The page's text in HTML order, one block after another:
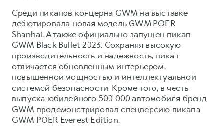
Среди пикапов концерна GWM на выставке
дебютировала новая модель GWM POER
Shanhai. А также официально запущен пикап
GWM Black Bullet 2023. Сохраняя высокую
производительность и надежность, пикап
отличается обновленным интерьером,
повышенной мощностью и интеллектуальной
системой безопасности. Кроме того, в честь
выпуска юбилейного 500 000 автомобиля бренд
GWM продемонстрировал спецверсию пикапа
GWM POER Everest Edition.